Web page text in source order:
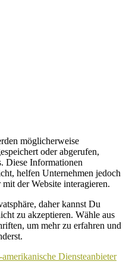
möglicherweise
oder abgerufen,
Diese Informationen
helfen Unternehmen jedoch
der Website interagieren.
daher kannst Du
zu akzeptieren. Wähle aus
um mehr zu erfahren und
Diensteanbieter